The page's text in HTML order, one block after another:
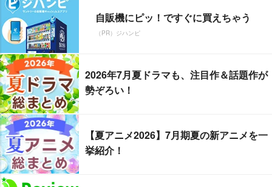
自販機にピッ！ですぐに買えちゃう
（PR）ジハンピ
2026年7月夏ドラマも、注目作＆話題作が
勢ぞろい！
【夏アニメ2026】7月期夏の新アニメを一
挙紹介！